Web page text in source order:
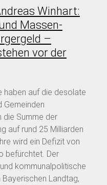
Winhart:
Massen-
–
vor der
haben auf die desolate
Gemeinden
die Summe der
auf rund 25 Milliarden
wird ein Defizit von
befürchtet. Der
kommunalpolitische
Landtag,